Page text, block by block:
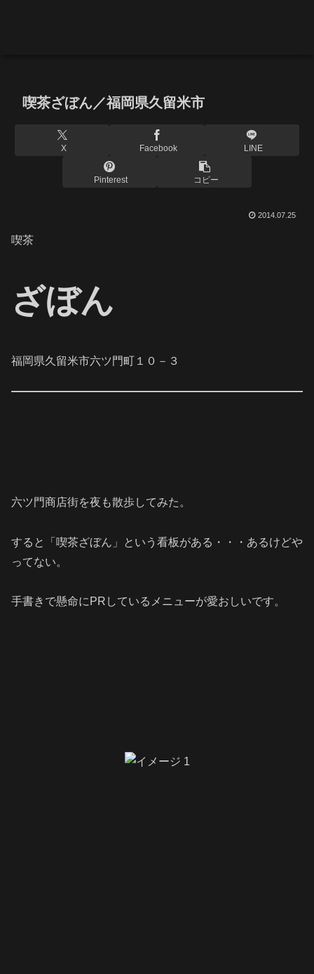
喫茶ざぼん／福岡県久留米市
X Facebook LINE
Pinterest コピー
2014.07.25
喫茶
ざぼん
福岡県久留米市六ツ門町１０－３
六ツ門商店街を夜も散歩してみた。
すると「喫茶ざぼん」という看板がある・・・あるけどや
ってない。
手書きで懸命にPRしているメニューが愛おしいです。